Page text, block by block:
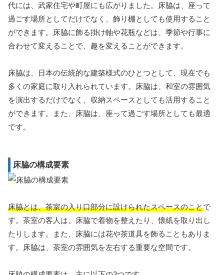
代には、武家住宅や町屋にも広がりました。床脇は、座って
過ごす場所としてだけでなく、飾り棚としても使用すること
ができます。床脇に飾る掛け軸や花瓶などは、季節や行事に
合わせて変えることで、趣を変えることができます。
床脇は、日本の伝統的な建築様式のひとつとして、現在でも
多くの家庭に取り入れられています。床脇は、和室の雰囲気
を演出するだけでなく、収納スペースとしても活用すること
ができます。また、床脇は、座って過ごす場所としても最適
です。
床脇の構成要素
床脇とは、茶室の入り口部分に設けられたスペースのことで
す。茶室の客人は、床脇で着物を整えたり、懐紙を取り出し
たりします。また、床脇には花や茶道具を飾ることもありま
す。床脇は、茶室の雰囲気を左右する重要な空間です。